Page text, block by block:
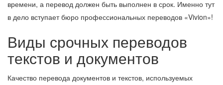
времени, а перевод должен быть выполнен в срок. Именно тут
в дело вступает бюро профессиональных переводов «Vivion»!
Виды срочных переводов
текстов и документов
Качество перевода документов и текстов, используемых